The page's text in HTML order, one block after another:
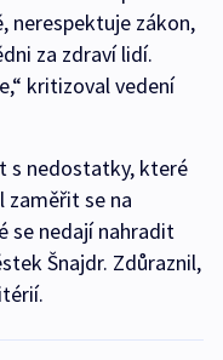
nerespektuje zákon,
za zdraví lidí.
kritizoval vedení
s nedostatky, které
zaměřit se na
se nedají nahradit
Šnajdr. Zdůraznil,